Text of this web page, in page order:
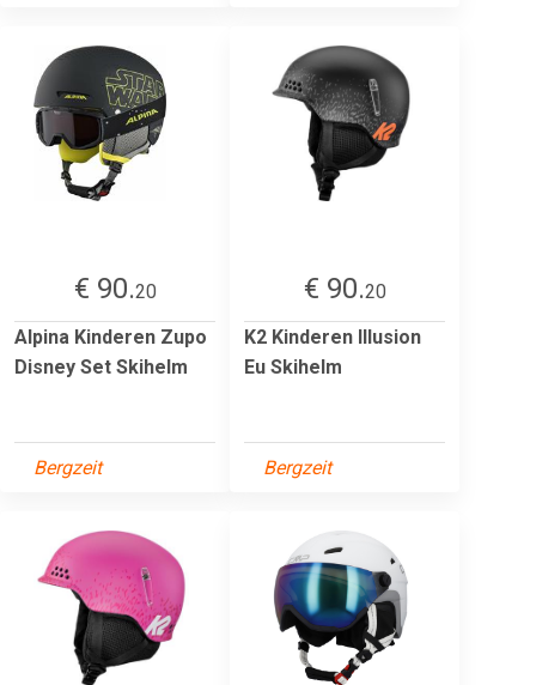
€ 90.20
Alpina Kinderen Zupo
Disney Set Skihelm
Bergzeit
€ 90.20
K2 Kinderen Illusion
Eu Skihelm
Bergzeit